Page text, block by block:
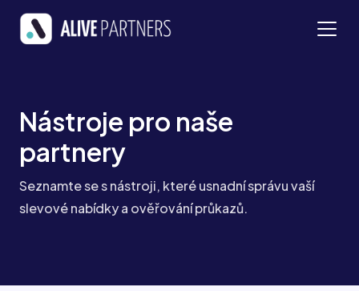
Nástroje pro naše
partnery
Seznamte se s nástroji, které usnadní správu vaší
slevové nabídky a ověřování průkazů.